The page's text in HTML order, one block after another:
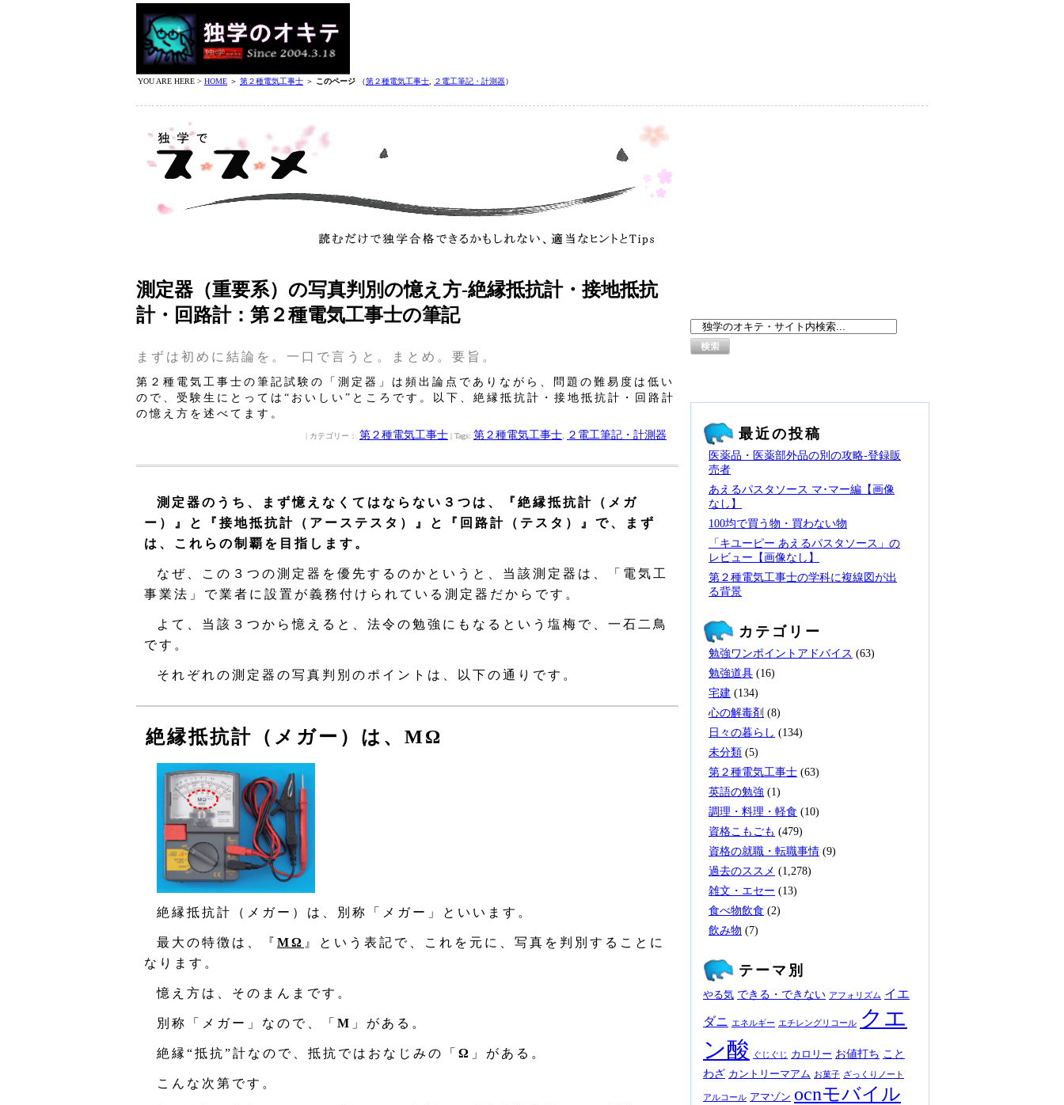
YOU ARE HERE > HOME ＞ 第２種電気工事士 ＞ このページ （第２種電気工事士 ２電工筆記・計測器）
測定器（重要系）の写真判別の憶え方‐絶縁抵抗計・接地抵抗
計・回路計：第２種電気工事士の筆記
まずは初めに結論を。一口で言うと。まとめ。要旨。
第２種電気工事士の筆記試験の「測定器」は頻出論点でありながら、問題の難易度は低い
ので、受験生にとっては“おいしい”ところです。以下、絶縁抵抗計・接地抵抗計・回路計
の憶え方を述べてます。
| カテゴリー： 第２種電気工事士 | Tags: 第２種電気工事士 ２電工筆記・計測器
測定器のうち、まず憶えなくてはならない３つは、『絶縁抵抗計（メガ
ー）』と『接地抵抗計（アーステスタ）』と『回路計（テスタ）』で、まず
は、これらの制覇を目指します。
なぜ、この３つの測定器を優先するのかというと、当該測定器は、「電気工
事業法」で業者に設置が義務付けられている測定器だからです。
よて、当該３つから憶えると、法令の勉強にもなるという塩梅で、一石二鳥
です。
それぞれの測定器の写真判別のポイントは、以下の通りです。
絶縁抵抗計（メガー）は、MΩ
絶縁抵抗計（メガー）は、別称「メガー」といいます。
最大の特徴は、『 MΩ 』という表記で、これを元に、写真を判別することに
なります。
憶え方は、そのまんまです。
別称「メガー」なので、「 M 」がある。
絶縁“抵抗”計なので、抵抗ではおなじみの「 Ω 」がある。
こんな次第です。
最近の投稿
医薬品・医薬部外品の別の攻略‐登録販
売者
あえるパスタソース マ･マー編【画像
なし】
100均で買う物・買わない物
「キユーピー あえるパスタソース」の
レビュー【画像なし】
第２種電気工事士の学科に複線図が出
る背景
カテゴリー
勉強ワンポイントアドバイス (63)
勉強道具 (16)
宅建 (134)
心の解毒剤 (8)
日々の暮らし (134)
未分類 (5)
第２種電気工事士 (63)
英語の勉強 (1)
調理・料理・軽食 (10)
資格こもごも (479)
資格の就職・転職事情 (9)
過去のススメ (1,278)
雑文・エセー (13)
食べ物飲食 (2)
飲み物 (7)
テーマ別
やる気 できる・できない アフォリズム イエ
ダニ エネルギー エチレングリコール
クエ
ン酸
ぐじぐじ カロリー お値打ち こと
わざ カントリーマアム お菓子 ざっくりノート
アルコール アマゾン ocnモバイル